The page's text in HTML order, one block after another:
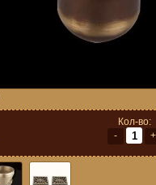
Кол-во:
-
+